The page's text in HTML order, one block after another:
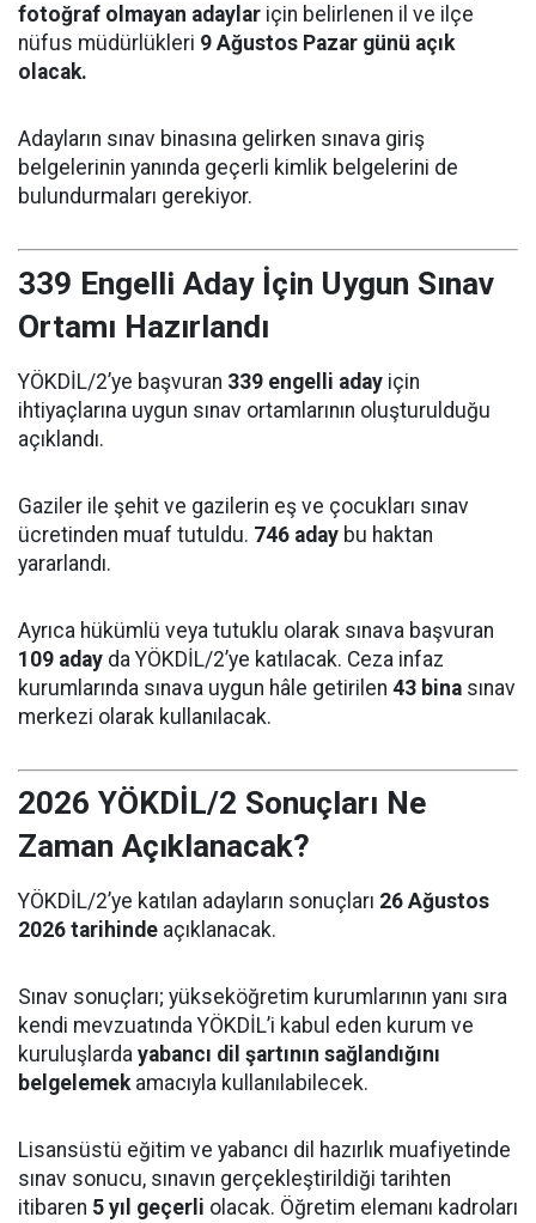
fotoğraf olmayan adaylar için belirlenen il ve ilçe
nüfus müdürlükleri 9 Ağustos Pazar günü açık
olacak.
Adayların sınav binasına gelirken sınava giriş
belgelerinin yanında geçerli kimlik belgelerini de
bulundurmaları gerekiyor.
339 Engelli Aday İçin Uygun Sınav
Ortamı Hazırlandı
YÖKDİL/2’ye başvuran 339 engelli aday için
ihtiyaçlarına uygun sınav ortamlarının oluşturulduğu
açıklandı.
Gaziler ile şehit ve gazilerin eş ve çocukları sınav
ücretinden muaf tutuldu. 746 aday bu haktan
yararlandı.
Ayrıca hükümlü veya tutuklu olarak sınava başvuran
109 aday da YÖKDİL/2’ye katılacak. Ceza infaz
kurumlarında sınava uygun hâle getirilen 43 bina sınav
merkezi olarak kullanılacak.
2026 YÖKDİL/2 Sonuçları Ne
Zaman Açıklanacak?
YÖKDİL/2’ye katılan adayların sonuçları 26 Ağustos
2026 tarihinde açıklanacak.
Sınav sonuçları; yükseköğretim kurumlarının yanı sıra
kendi mevzuatında YÖKDİL’i kabul eden kurum ve
kuruluşlarda yabancı dil şartının sağlandığını
belgelemekamacıyla kullanılabilecek.
Lisansüstü eğitim ve yabancı dil hazırlık muafiyetinde
sınav sonucu, sınavın gerçekleştirildiği tarihten
itibaren 5 yıl geçerli olacak. Öğretim elemanı kadroları